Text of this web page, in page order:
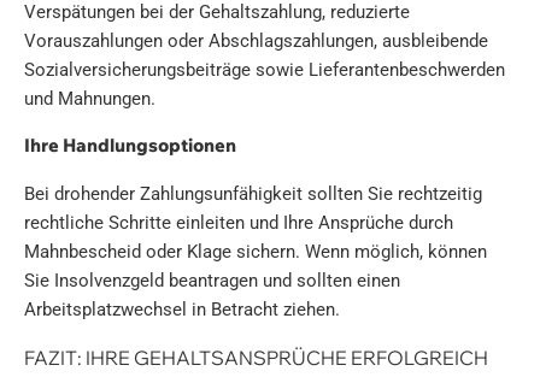
Verspätungen bei der Gehaltszahlung, reduzierte
Vorauszahlungen oder Abschlagszahlungen, ausbleibende
Sozialversicherungsbeiträge sowie Lieferantenbeschwerden
und Mahnungen.
Ihre Handlungsoptionen
Bei drohender Zahlungsunfähigkeit sollten Sie rechtzeitig
rechtliche Schritte einleiten und Ihre Ansprüche durch
Mahnbescheid oder Klage sichern. Wenn möglich, können
Sie Insolvenzgeld beantragen und sollten einen
Arbeitsplatzwechsel in Betracht ziehen.
FAZIT: IHRE GEHALTSANSPRÜCHE ERFOLGREICH